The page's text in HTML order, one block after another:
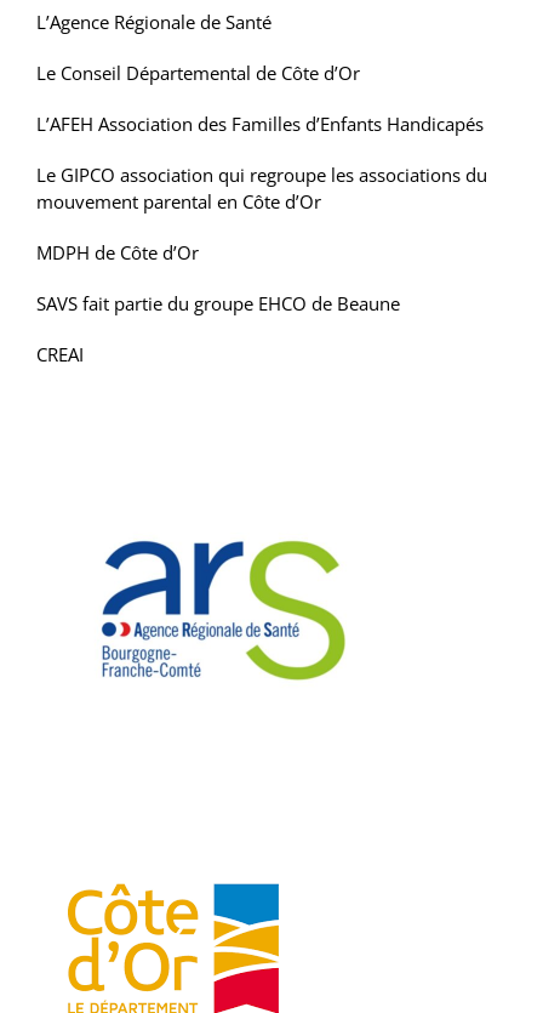
L’Agence Régionale de Santé
Le Conseil Départemental de Côte d’Or
L’AFEH Association des Familles d’Enfants Handicapés
Le GIPCO association qui regroupe les associations du
mouvement parental en Côte d’Or
MDPH de Côte d’Or
SAVS fait partie du groupe EHCO de Beaune
CREAI